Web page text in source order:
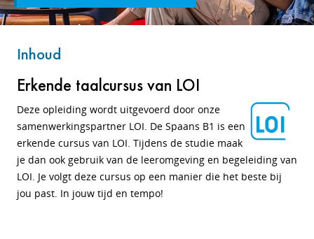
Inhoud
Erkende taalcursus van LOI
Deze opleiding wordt uitgevoerd door onze
samenwerkingspartner LOI. De Spaans B1 is een
erkende cursus van LOI. Tijdens de studie maak
je dan ook gebruik van de leeromgeving en begeleiding van
LOI. Je volgt deze cursus op een manier die het beste bij
jou past. In jouw tijd en tempo!